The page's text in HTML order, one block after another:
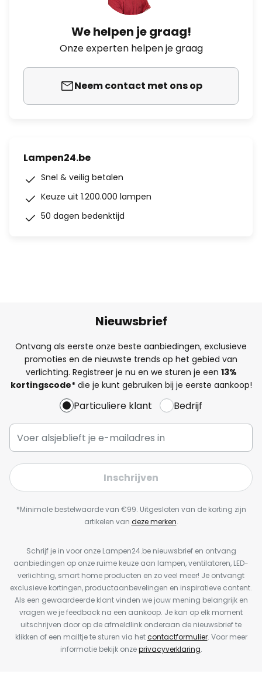
We helpen je graag!
Onze experten helpen je graag
Neem contact met ons op
Lampen24.be
Snel & veilig betalen
Keuze uit 1.200.000 lampen
50 dagen bedenktijd
Nieuwsbrief
Ontvang als eerste onze beste aanbiedingen, exclusieve
promoties en de nieuwste trends op het gebied van
verlichting. Registreer je nu en we sturen je een 13%
kortingscode*die je kunt gebruiken bij je eerste aankoop!
Particuliere klant Bedrijf
Inschrijven
*Minimale bestelwaarde van €99. Uitgesloten van de korting zijn
artikelen van deze merken.
Schrijf je in voor onze Lampen24.be nieuwsbrief en ontvang
aanbiedingen op onze ruime keuze aan lampen, ventilatoren, LED-
verlichting, smart home producten en zo veel meer! Je ontvangt
exclusieve kortingen, productaanbevelingen en inspiratieve content.
Als een gewaardeerde klant vinden we jouw mening belangrijk en
vragen we je feedback na een aankoop. Je kan op elk moment
uitschrijven door op de afmeldlink onderaan de nieuwsbrief te
klikken of een mailtje te sturen via hetcontactformulier. Voor meer
informatie bekijk onzeprivacyverklaring.